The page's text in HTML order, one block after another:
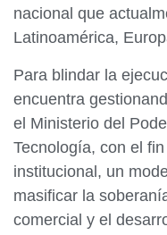
nacional que
Latinoamérica,
​Para blindar la
encuentra
el Ministerio del
Tecnología, con el
institucional, un
masificar la
comercial y el